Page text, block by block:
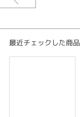
最近チェックした商品